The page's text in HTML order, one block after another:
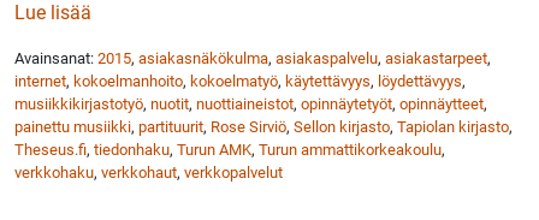
Lue lisää
Avainsanat: 2015, asiakasnäkökulma, asiakaspalvelu, asiakastarpeet,
internet, kokoelmanhoito, kokoelmatyö, käytettävyys, löydettävyys,
musiikkikirjastotyö, nuotit, nuottiaineistot, opinnäytetyöt, opinnäytteet,
painettu musiikki, partituurit, Rose Sirviö, Sellon kirjasto, Tapiolan kirjasto,
Theseus.fi, tiedonhaku, Turun AMK, Turun ammattikorkeakoulu,
verkkohaku, verkkohaut, verkkopalvelut